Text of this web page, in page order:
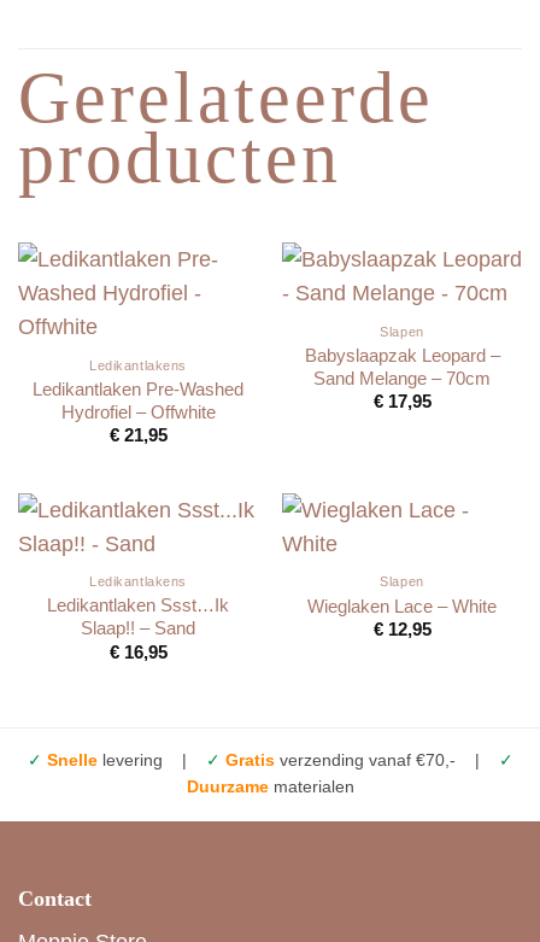
Gerelateerde
producten
Ledikantlakens
Ledikantlaken Pre-Washed
Hydrofiel – Offwhite
€21,95
Slapen
Babyslaapzak Leopard –
Sand Melange – 70cm
€17,95
Ledikantlakens
Ledikantlaken Ssst…Ik
Slaap!! – Sand
€16,95
Slapen
Wieglaken Lace – White
€12,95
✓ Snellelevering | ✓ Gratisverzending vanaf €70,- |
✓
Duurzamematerialen
Contact